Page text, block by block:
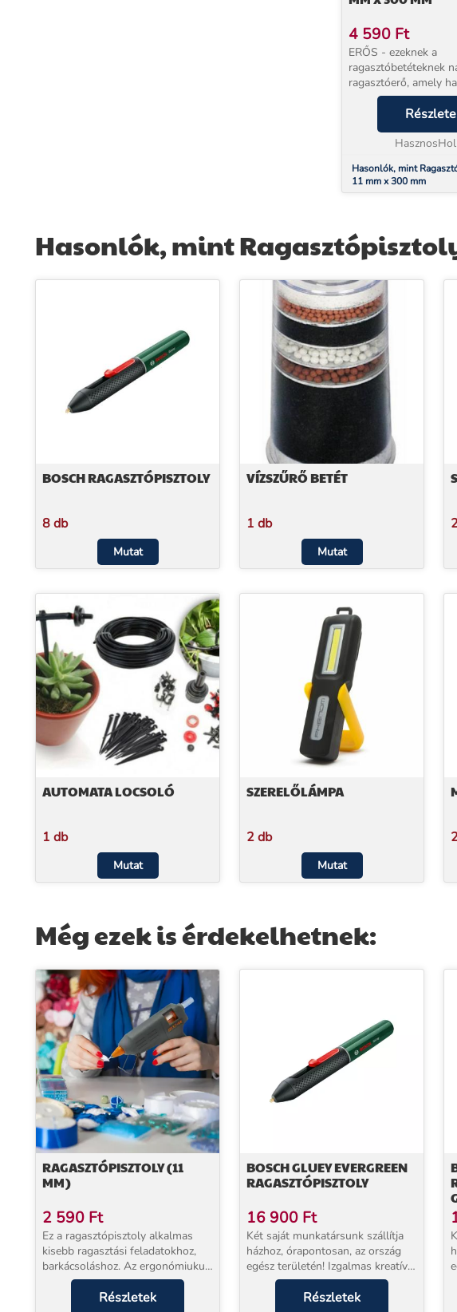
4 590 Ft
ERŐS - ezeknek a
ragasztóbetéteknek
ragasztóerő, amely
teszi a munkát,
ragasztott felület
UNIVERZÁLIS - a 11
átmérőjű fegyver
Hasonlók, mint
11 mm x 300 mm
Hasonlók, mint
BOSCH RAGASZTÓPISZTOLY
8 db
Mutat
VÍZSZŰRŐ BETÉT
1 db
Mutat
AUTOMATA LOCSOLÓ
1 db
Mutat
SZERELŐLÁMPA
2 db
Mutat
Még ezek is érdekelhetnek:
RAGASZTÓPISZTOLY (11
MM)
2 590 Ft
Ez a ragasztópisztoly alkalmas
kisebb ragasztási feladatokhoz,
barkácsoláshoz. Az ergonómiukus
kialakítás előnyös lehet precíziós
feladatoknál, ideális lehet:
Részletek
BOSCH GLUEY EVERGREEN
RAGASZTÓPISZTOLY
16 900 Ft
Két saját munkatársunk szállítja
házhoz, órapontosan, az ország
egész területén! Izgalmas kreatív
lehetőségek a Gluey
használatával! Végtelen
Részletek